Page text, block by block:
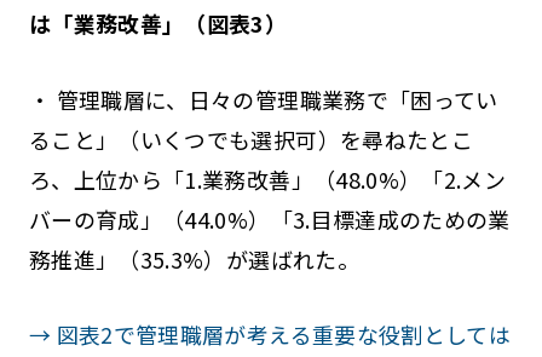
は「業務改善」（図表3）
・ 管理職層に、日々の管理職業務で「困ってい
ること」（いくつでも選択可）を尋ねたとこ
ろ、上位から「1.業務改善」（48.0%）「2.メン
バーの育成」（44.0%）「3.目標達成のための業
務推進」（35.3%）が選ばれた。
→ 図表2で管理職層が考える重要な役割としては